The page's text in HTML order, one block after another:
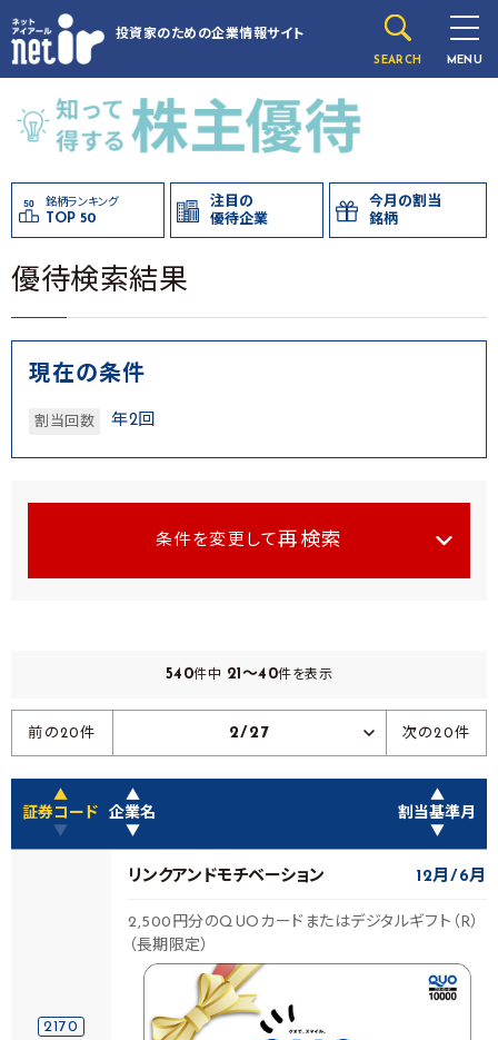
投資家のための企業情報サイト
SEARCH MENU
銘柄ランキング
TOP 50
注目の
優待企業
今月の割当
銘柄
優待検索結果
現在の条件
割当回数 年2回
条件を変更して 再検索
540件中 21～40件を表示
前の20件 2/27 次の20件
▲
証券コード
▼
▲
企業名
▼
▲
割当基準月
▼
2170
リンクアンドモチベーション 12月 6月
2,500円分のQUOカードまたはデジタルギフト（R）
（長期限定）